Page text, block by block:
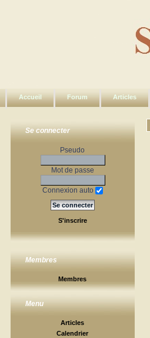
Accueil Forum Articles
Se connecter
Pseudo
Mot de passe
Connexion auto
S'inscrire
Membres
Membres
Menu
Articles
Calendrier